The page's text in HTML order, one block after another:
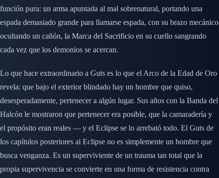
función pura: un arma apuntada al mal sobrenatural, portando una
espada demasiado grande para llamarse espada, con su brazo mecánico
ocultando un cañón, la Marca del Sacrificio en su cuello sangrando
cada vez que los demonios se acercan.
Lo que hace extraordinario a Guts es lo que el Arco de la Edad de Oro
revela: que bajo el exterior blindado hay un hombre que quiso,
desesperadamente, pertenecer a algún lugar. Sus años con la Banda del
Halcón le mostraron que pertenecer era posible, que la camaradería y
el propósito eran reales — y el Eclipse se lo arrebató todo. El Guts de
los capítulos posteriores al Eclipse no es simplemente un hombre que
busca venganza. Es un superviviente de un trauma tan total que la
propia supervivencia se convierte en una forma de resistencia contra